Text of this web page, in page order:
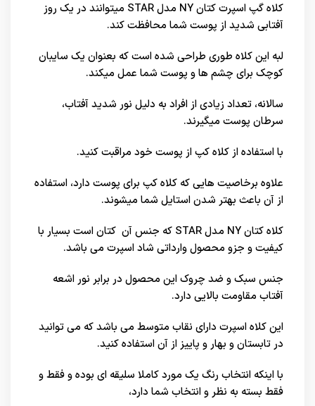
کلاه گپ اسپرت کتان NY مدل STAR میتوانند در یک روز
آفتابی شدید از پوست شما محافظت کند.
لبه این کلاه طوری طراحی شده است که بعنوان یک سایبان
کوچک برای چشم ها و پوست شما عمل میکند.
سالانه، تعداد زیادی از افراد به دلیل نور شدید آفتاب،
سرطان پوست میگیرند.
با استفاده از کلاه کپ از پوست خود مراقبت کنید.
علاوه برخاصیت هایی که کلاه کپ برای پوست دارد، استفاده
از آن باعث بهتر شدن استایل شما میشوند.
کلاه کتان NY مدل STAR که جنس آن کتان است بسیار با
کیفیت و جزو محصول وارداتی شاد اسپرت می باشد.
جنس سبک و ضد چروک این محصول در برابر نور اشعه
آفتاب مقاومت بالایی دارد.
این کلاه اسپرت دارای نقاب متوسط می باشد که می توانید
در تابستان و بهار و پاییز از آن استفاده کنید.
با اینکه انتخاب رنگ یک مورد کاملا سلیقه ای بوده و فقط و
فقط بسته به نظر و انتخاب شما دارد،